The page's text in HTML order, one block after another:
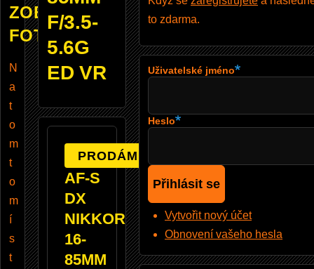
ZOBRAZUJE
FOTOBAZAR
N
a
t
o
m
t
o
m
í
s
t
F/3.5-
5.6G
ED VR
PRODÁM
AF-S
DX
NIKKOR
16-
85MM
to zdarma.
Uživatelské jméno
Heslo
Vytvořit nový účet
Obnovení vašeho hesla